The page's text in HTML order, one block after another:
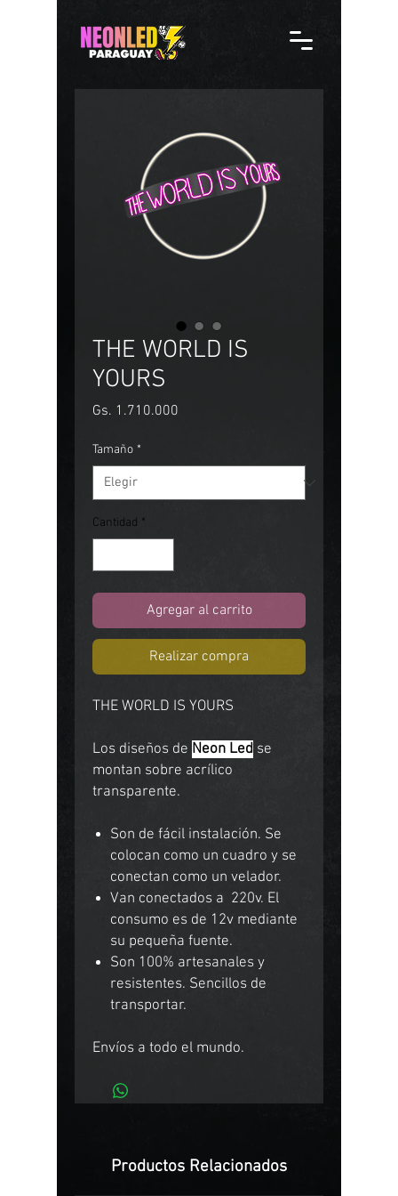
THE WORLD IS
YOURS
Gs. 1.710.000
Tamaño *
Cantidad *
Agregar al carrito
Realizar compra
THE WORLD IS YOURS
Los diseños de Neon Led se
montan sobre acrílico
transparente.
Son de fácil instalación. Se
colocan como un cuadro y se
conectan como un velador.
Van conectados a 220v. El
consumo es de 12v mediante
su pequeña fuente.
Son 100% artesanales y
resistentes. Sencillos de
transportar.
Envíos a todo el mundo.
Productos Relacionados